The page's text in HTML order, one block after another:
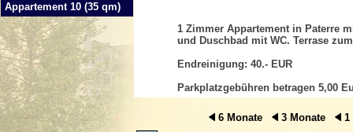
Appartement 10 (35 qm)
1 Zimmer Appartement in Paterre
und Duschbad mit WC. Terrase
Endreinigung: 40.- EUR
Parkplatzgebühren betragen 5,00
6 Monate 3 Monate 1